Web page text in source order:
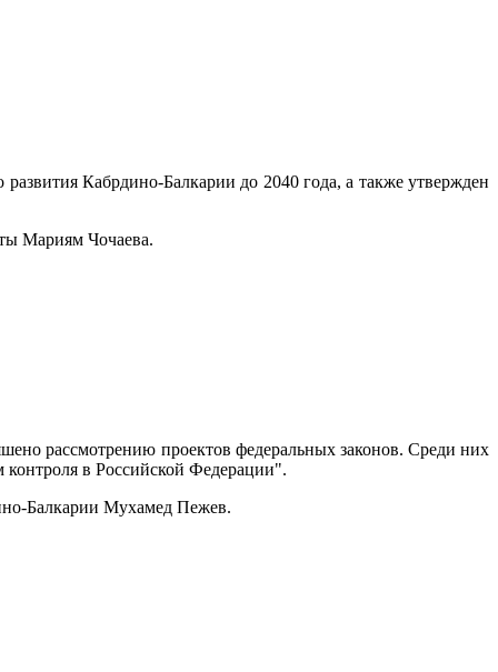
Кабрдино-Балкарии до 2040 года, а также утвержден
Мариям Чочаева.
рассмотрению проектов федеральных законов. Среди них
в Российской Федерации".
Балкарии Мухамед Пежев.